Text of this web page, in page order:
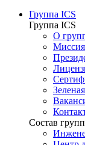
Группа ICS
Группа ICS
О
Состав